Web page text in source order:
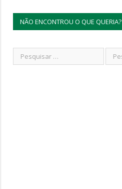
NÃO ENCONTROU O QUE QUERIA?